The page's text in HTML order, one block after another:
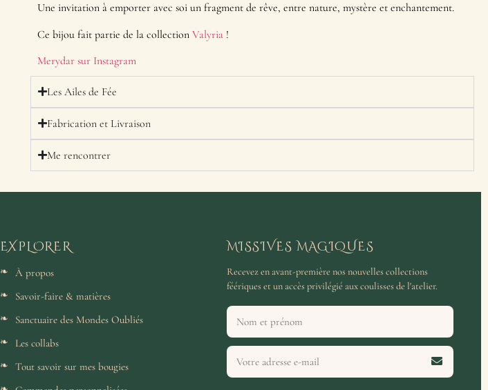
Une invitation à emporter avec soi un fragment de rêve, entre nature, mystère et enchantement.
Ce bijou fait partie de la collection Valyria !
Merydar sur Instagram
Les Ailes de Fée
Fabrication et Livraison
Me rencontrer
EXPLORER
À propos
Savoir-faire & matières
Sanctuaire des Mondes Oubliés
Les collabs
Tout savoir sur mes bougies
MISSIVES MAGIQUES
Recevez en avant-première nos nouvelles collections
féériques et un accès privilégié aux coulisses de l'atelier.